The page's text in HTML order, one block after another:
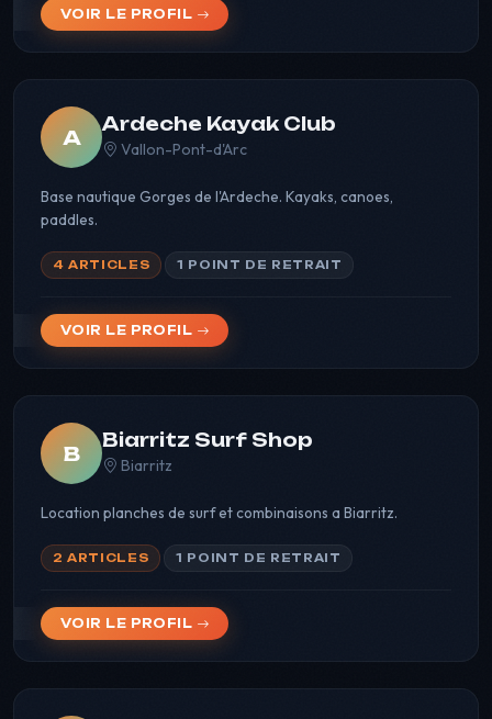
VOIR LE PROFIL
A
Ardeche Kayak Club
Vallon-Pont-d'Arc
Base nautique Gorges de l'Ardeche. Kayaks, canoes,
paddles.
4 ARTICLES 1 POINT DE RETRAIT
VOIR LE PROFIL
B
Biarritz Surf Shop
Biarritz
Location planches de surf et combinaisons a Biarritz.
2 ARTICLES 1 POINT DE RETRAIT
VOIR LE PROFIL